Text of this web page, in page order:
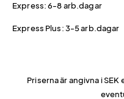
Express: 6-8 arb.dagar
Express Plus: 3-5 arb.dagar
Priserna är angivna i